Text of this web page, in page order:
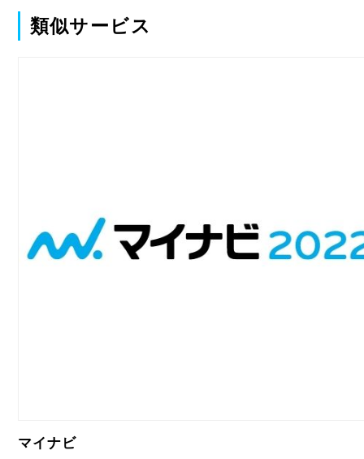
類似サービス
マイナビ